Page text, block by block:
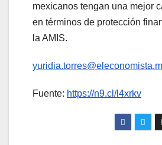
mexicanos tengan una mejor
en términos de protección
la AMIS.
Fuente: https://n9.cl/l4xrkv